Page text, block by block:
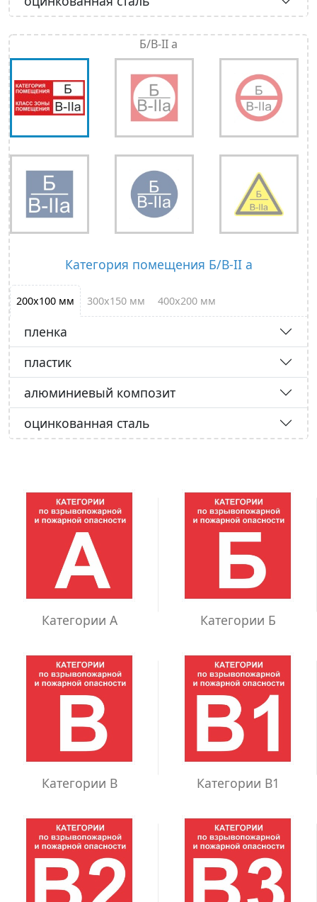
Б/B-II а
Категория помещения Б/B-II а
200х100 мм 300х150 мм 400х200 мм
пленка
пластик
алюминиевый композит
оцинкованная сталь
Категории А Категории Б
Категории В Категории В1